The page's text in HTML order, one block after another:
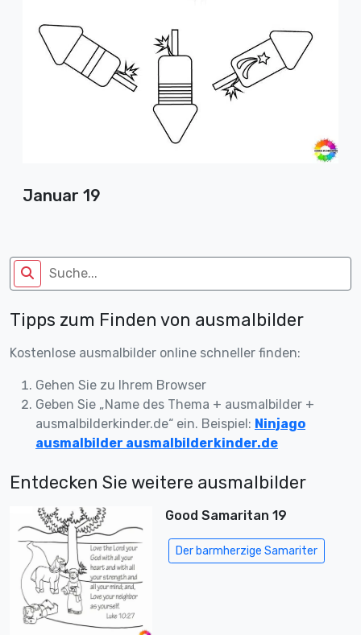
Januar 19
Tipps zum Finden von ausmalbilder
Kostenlose ausmalbilder online schneller finden:
Gehen Sie zu Ihrem Browser
Geben Sie „Name des Thema + ausmalbilder +
ausmalbilderkinder.de“ ein. Beispiel: Ninjago
ausmalbilder ausmalbilderkinder.de
Entdecken Sie weitere ausmalbilder
Good Samaritan 19
Der barmherzige Samariter